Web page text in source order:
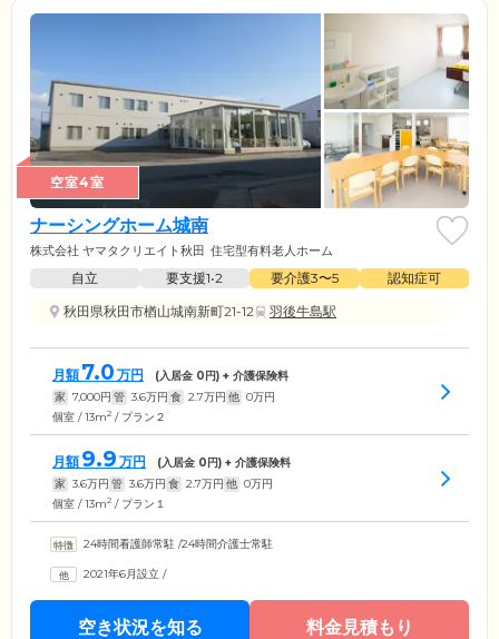
空室4室
ナーシングホーム城南
株式会社 ヤマタクリエイト秋田 住宅型有料老人ホーム
自立 要支援1•2 要介護3〜5
認知症可
秋田県秋田市楢山城南新町21-12
羽後牛島駅
月額 7.0 万円 (入居金 0円) + 介護保険料
家 7,000円 管 3.6万円 食 2.7万円 他 0万円
個室 / 13m2 / プラン２
月額 9.9 万円 (入居金 0円) + 介護保険料
家 3.6万円 管 3.6万円 食 2.7万円 他 0万円
個室 / 13m2 / プラン１
24時間看護師常駐 /24時間介護士常駐
2021年6月設立 /
空き状況を知る 料金見積もり